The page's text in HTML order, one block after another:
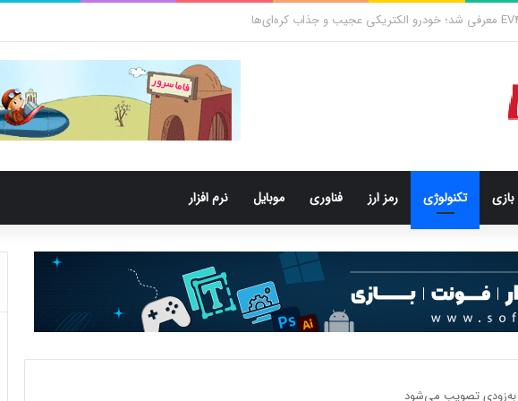
دانشمندان: برخی باکتری‌های دهان می‌توانند خطر ابتلا به آلزایمر را افزایش دهند
بازی تکنولوژی رمز ارز فناوری موبایل نرم افزار
به‌زودی تصویب می‌شود